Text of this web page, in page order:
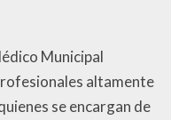
Municipal
altamente
se encargan de